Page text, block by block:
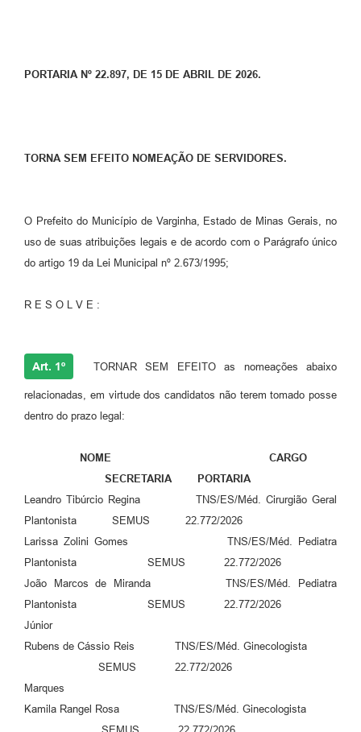
PORTARIA Nº 22.897, DE 15 DE ABRIL DE 2026.
TORNA SEM EFEITO NOMEAÇÃO DE SERVIDORES.
O Prefeito do Município de Varginha, Estado de Minas Gerais, no
uso de suas atribuições legais e de acordo com o Parágrafo único
do artigo 19 da Lei Municipal nº 2.673/1995;
R E S O L V E :
Art. 1º TORNAR SEM EFEITO as nomeações abaixo
relacionadas, em virtude dos candidatos não terem tomado posse
dentro do prazo legal:
NOME CARGO
SECRETARIA PORTARIA
Leandro Tibúrcio Regina TNS/ES/Méd. Cirurgião Geral
Plantonista SEMUS 22.772/2026
Larissa Zolini Gomes TNS/ES/Méd. Pediatra
Plantonista SEMUS 22.772/2026
João Marcos de Miranda TNS/ES/Méd. Pediatra
Plantonista SEMUS 22.772/2026
Júnior
Rubens de Cássio Reis TNS/ES/Méd. Ginecologista
SEMUS 22.772/2026
Marques
Kamila Rangel Rosa TNS/ES/Méd. Ginecologista